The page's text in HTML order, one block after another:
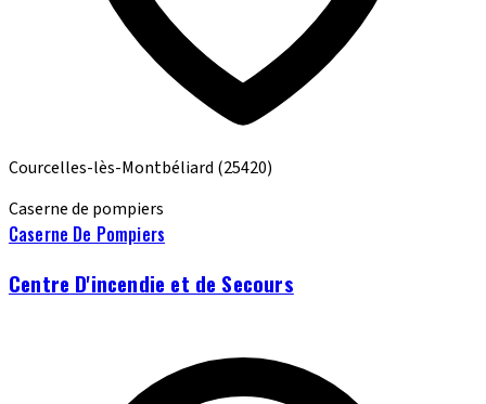
Courcelles-lès-Montbéliard (25420)
Caserne de pompiers
Caserne De Pompiers
Centre D'incendie et de Secours